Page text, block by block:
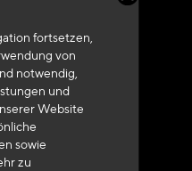
fortsetzen,
von
notwendig,
und
Website
sowie
zu
22 Drücken 1